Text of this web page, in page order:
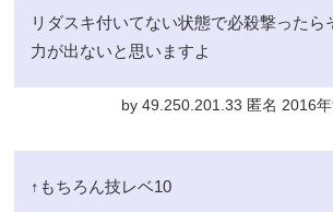
リダスキ付いてない状態で必殺撃ったら
力が出ないと思いますよ
by 49.250.201.33 匿名 2016
↑もちろん技レベ10